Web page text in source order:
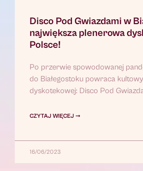
Disco Pod Gwiazdami w
największa plenerowa
Polsce!
Po przerwie spowodowanej
do Białegostoku powraca
dyskotekowej: Disco Pod
CZYTAJ WIĘCEJ ➞
16/06/2023